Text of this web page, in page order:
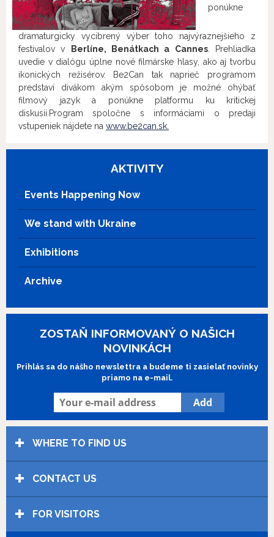
ponúkne
dramaturgicky vycibrený výber toho najvýraznejšieho z
festivalov v
Berlíne, Benátkach a Cannes.
Prehliadka
uvedie v dialógu úplne nové filmárske hlasy, ako aj tvorbu
ikonických režisérov.
Be2Can tak naprieč programom
predstaví divákom akým spôsobom je možné ohýbať
filmový jazyk a ponúkne platformu ku kritickej
diskusii. Program spoločne s informáciami o predaji
vstupeniek nájdete na www.be2can.sk.
AKTIVITY
Events Happening Now
We stand with Ukraine
Exhibitions
Archive
ZOSTAŇ INFORMOVANÝ O NAŠICH
NOVINKÁCH
Prihlás sa do nášho newslettra a budeme ti zasielať novinky
priamo na e-mail.
WHERE TO FIND US
CONTACT US
FOR VISITORS